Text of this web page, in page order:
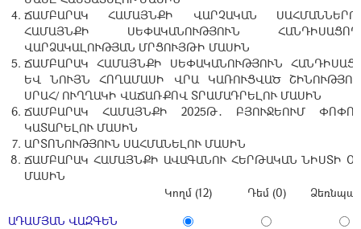
ՃԱՄԲԱՐԱԿ ՀԱՄԱՅՆՔԻ ՎԱՐՉԱԿԱՆ
ՀԱՄԱՅՆՔԻ ՍԵՓԱԿԱՆՈՒԹՅՈՒՆ
ՎԱՐՁԱԿԱԼՈՒԹՅԱՆ ՄՐՑՈՒՅԹԻ ՄԱՍԻՆ
ՃԱՄԲԱՐԱԿ ՀԱՄԱՅՆՔԻ ՍԵՓԱԿԱՆՈՒԹՅՈՒՆ
ԵՎ ՆՈՒՅՆ ՀՈՂԱՄԱՍԻ ՎՐԱ ԿԱՌՈՒՑՎԱԾ
ՍՐԱՀ/ ՈՒՂՂԱԿԻ ՎԱՃԱՌՔՈՎ ՏՐԱՄԱԴՐԵԼՈՒ ՄԱՍԻՆ
ՃԱՄԲԱՐԱԿ ՀԱՄԱՅՆՔԻ 2025Թ․ ԲՅՈՒՋԵՈՒՄ
ԿԱՏԱՐԵԼՈՒ ՄԱՍԻՆ
ԱՐՏՈՆՈՒԹՅՈՒՆ ՍԱՀՄԱՆԵԼՈՒ ՄԱՍԻՆ
ՃԱՄԲԱՐԱԿ ՀԱՄԱՅՆՔԻ ԱՎԱԳԱՆՈՒ ՀԵՐԹԱԿԱՆ ՆԻՍՏԻ
ՄԱՍԻՆ
Կողմ (12)
Դեմ (0)
ԱԴԱՄՅԱՆ ՎԱԶԳԵՆ